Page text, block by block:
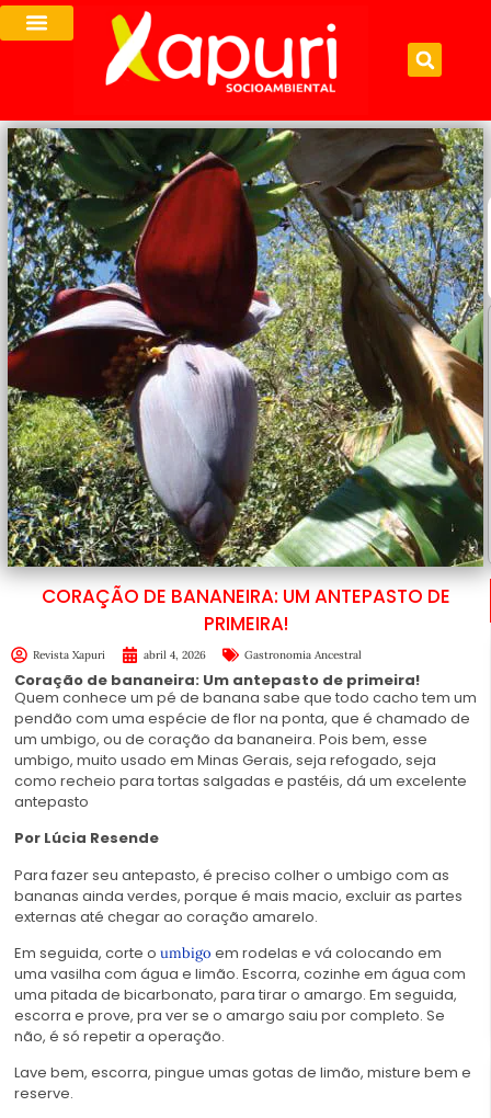
CORAÇÃO DE BANANEIRA: UM ANTEPASTO DE
PRIMEIRA!
Revista Xapuri abril 4, 2026 Gastronomia Ancestral
Coração de bananeira: Um antepasto de primeira!
Quem conhece um pé de banana sabe que todo cacho tem um
pendão com uma espécie de flor na ponta, que é chamado de
um umbigo, ou de coração da bananeira. Pois bem, esse
umbigo, muito usado em Minas Gerais, seja refogado, seja
como recheio para tortas salgadas e pastéis, dá um excelente
antepasto
Por Lúcia Resende
Para fazer seu antepasto, é preciso colher o umbigo com as
bananas ainda verdes, porque é mais macio, excluir as partes
externas até chegar ao coração amarelo.
Em seguida, corte o umbigo em rodelas e vá colocando em
uma vasilha com água e limão. Escorra, cozinhe em água com
uma pitada de bicarbonato, para tirar o amargo. Em seguida,
escorra e prove, pra ver se o amargo saiu por completo. Se
não, é só repetir a operação.
Lave bem, escorra, pingue umas gotas de limão, misture bem e
reserve.